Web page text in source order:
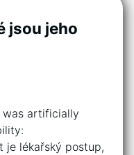
jsou jeho
was artificially
je lékařský postup,